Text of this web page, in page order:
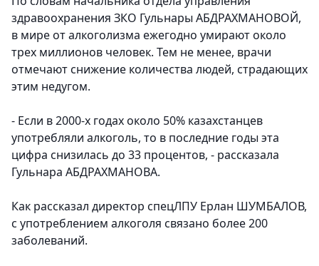
здравоохранения ЗКО Гульнары АБДРАХМАНОВОЙ,
в мире от алкоголизма ежегодно умирают около
трех миллионов человек. Тем не менее, врачи
отмечают снижение количества людей, страдающих
этим недугом.
- Если в 2000-х годах около 50% казахстанцев
употребляли алкоголь, то в последние годы эта
цифра снизилась до 33 процентов, - рассказала
Гульнара АБДРАХМАНОВА.
Как рассказал директор спецЛПУ Ерлан ШУМБАЛОВ,
с употреблением алкоголя связано более 200
заболеваний.